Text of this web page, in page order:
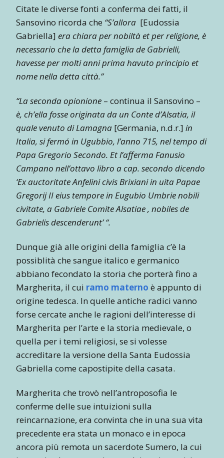
Citate le diverse fonti a conferma dei fatti, il
Sansovino ricorda che “S’allora [Eudossia
Gabriella] era chiara per nobiltà et per religione, è
necessario che la detta famiglia de Gabrielli,
havesse per molti anni prima havuto principio et
nome nella detta città.”
“La seconda opionione – continua il Sansovino –
è, ch’ella fosse originata da un Conte d’Alsatia, il
quale venuto di Lamagna [Germania, n.d.r.] in
Italia, si fermó in Ugubbio, l’anno 715, nel tempo di
Papa Gregorio Secondo. Et l’afferma Fanusio
Campano nell’ottavo libro a cap. secondo dicendo
‘Ex auctoritate Anfelini civis Brixiani in uita Papae
Gregorij II eius tempore in Eugubio Umbrie nobili
civitate, a Gabriele Comite Alsatiae , nobiles de
Gabrielis descenderunt’ “.
Dunque già alle origini della famiglia c’è la
possiblità che sangue italico e germanico
abbiano fecondato la storia che porterà fino a
Margherita, il cui ramo materno è appunto di
origine tedesca. In quelle antiche radici vanno
forse cercate anche le ragioni dell’interesse di
Margherita per l’arte e la storia medievale, o
quella per i temi religiosi, se si volesse
accreditare la versione della Santa Eudossia
Gabriella come capostipite della casata.
Margherita che trovò nell’antroposofia le
conferme delle sue intuizioni sulla
reincarnazione, era convinta che in una sua vita
precedente era stata un monaco e in epoca
ancora più remota un sacerdote Sumero, la cui